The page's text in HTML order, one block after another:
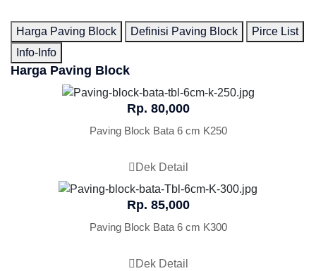
Harga Paving Block Definisi Paving Block
Pirce List
Info-Info
Harga Paving Block
Rp. 80,000
Paving Block Bata 6 cm K250
Dek Detail
Rp. 85,000
Paving Block Bata 6 cm K300
Dek Detail